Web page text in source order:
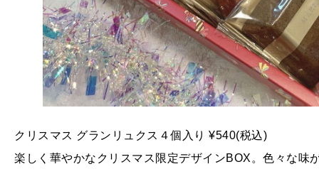
クリスマス グランリュクス４個入り ¥540(税込)
楽しく華やかなクリスマス限定デザインBOX。色々な味